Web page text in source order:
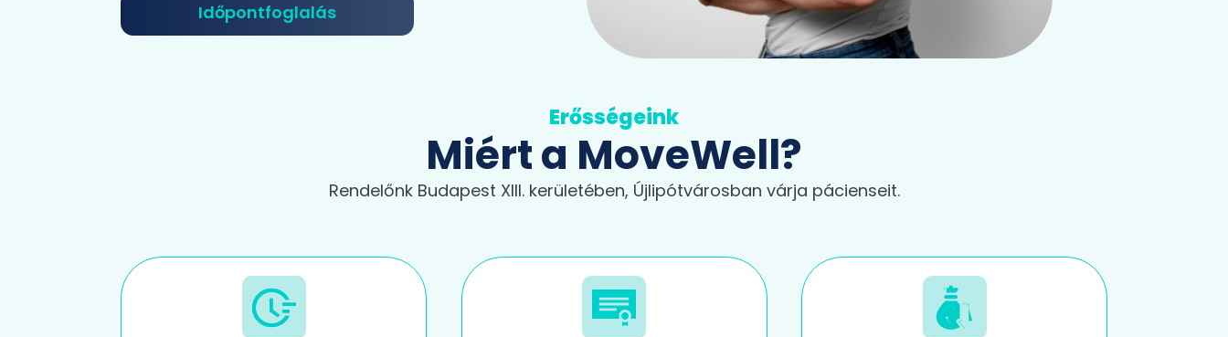
Időpontfoglalás
Erősségeink
Miért a MoveWell?
Rendelőnk Budapest XIII. kerületében, Újlipótvárosban várja pácienseit.